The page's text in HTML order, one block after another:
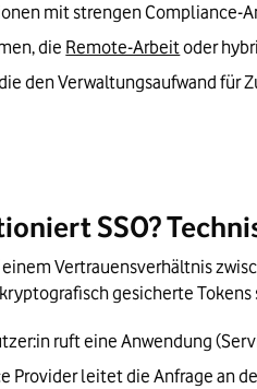
mit strengen Compliance-
die Remote-Arbeit oder
die den Verwaltungsaufwand für
SSO?
einem Vertrauensverhältnis
gesicherte
ruft eine Anwendung
Provider leitet die Anfrage an